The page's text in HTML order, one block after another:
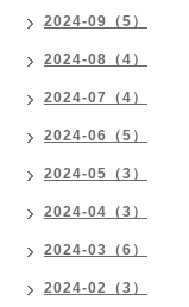
2024-09（5）
2024-08（4）
2024-07（4）
2024-06（5）
2024-05（3）
2024-04（3）
2024-03（6）
2024-02（3）